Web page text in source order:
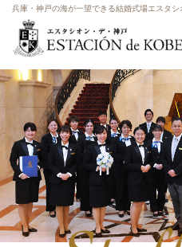
兵庫・神戸の海が一望できる結婚式場エスタシ